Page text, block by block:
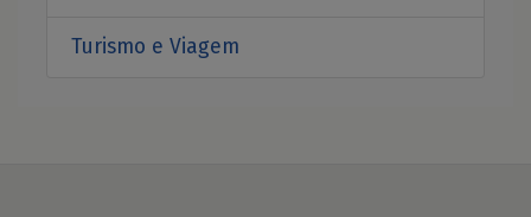
Turismo e Viagem